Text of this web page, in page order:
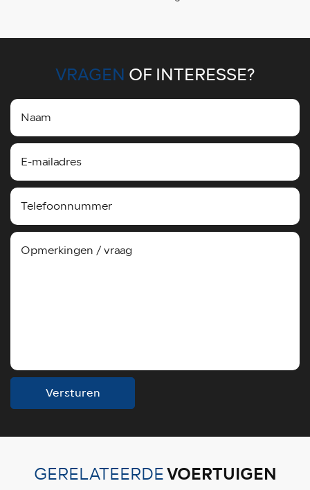
VRAGEN OF INTERESSE?
Versturen
GERELATEERDEVOERTUIGEN